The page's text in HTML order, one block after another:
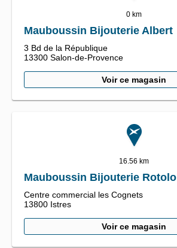
0 km
Mauboussin Bijouterie Albert
3 Bd de la République
13300 Salon-de-Provence
Voir ce magasin
16.56 km
Mauboussin Bijouterie Rotolo
Centre commercial les Cognets
13800 Istres
Voir ce magasin